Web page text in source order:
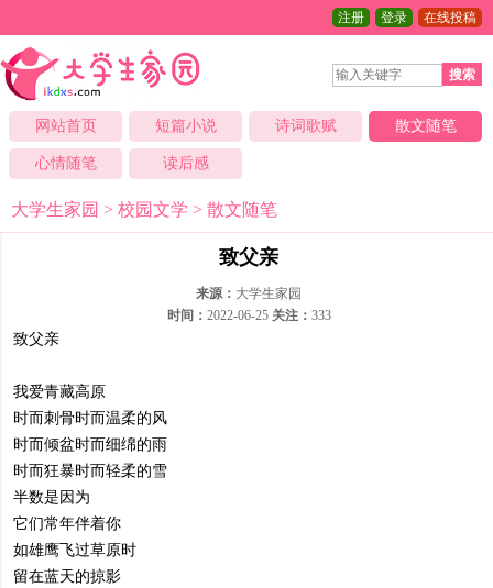
注册 登录 在线投稿
搜索
网站首页 短篇小说 诗词歌赋 散文随笔
心情随笔 读后感
大学生家园 > 校园文学 > 散文随笔
致父亲
来源： 大学生家园
时间： 2022-06-25 关注： 333
致父亲
我爱青藏高原
时而刺骨时而温柔的风
时而倾盆时而细绵的雨
时而狂暴时而轻柔的雪
半数是因为
它们常年伴着你
如雄鹰飞过草原时
留在蓝天的掠影